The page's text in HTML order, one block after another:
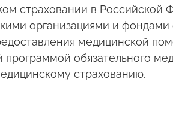
страховании в Российской
организациями и фондами
медицинской
обязательного
страхованию.